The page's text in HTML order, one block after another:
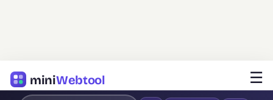
miniWebtool ☰